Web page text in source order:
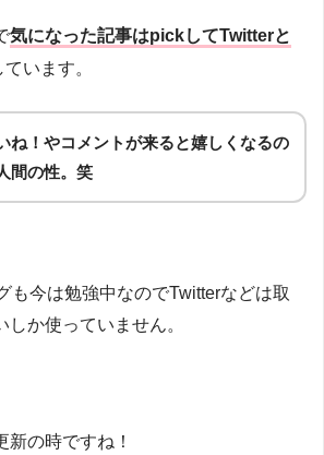
気になった記事はpickしてTwitterと
ています。
ね！やコメントが来ると嬉しくなるの
間の性。笑
も今は勉強中なのでTwitterなどは取
しか使っていません。
新の時ですね！